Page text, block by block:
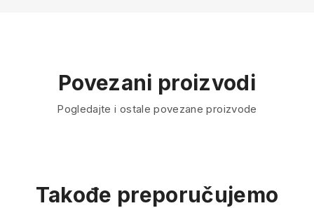
Povezani proizvodi
Pogledajte i ostale povezane proizvode
Takođe preporučujemo